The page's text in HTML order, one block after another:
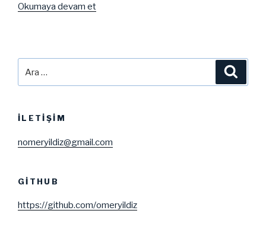
Okumaya devam et“Bilgisayar
İLETIŞIM
nomeryildiz@gmail.com
GITHUB
https://github.com/omeryildiz